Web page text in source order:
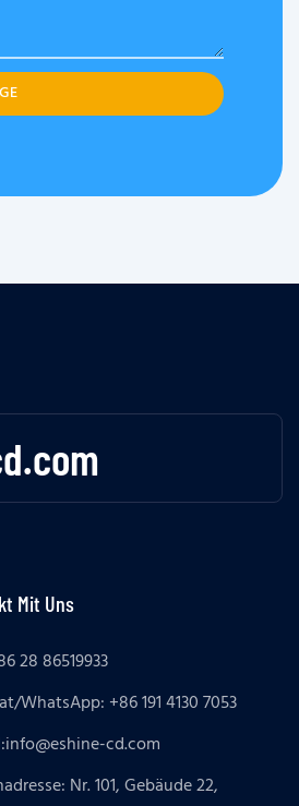
Mit Uns
28 86519933
WhatsApp: +86 191 4130 7053
info@eshine-cd.com
Nr. 101, Gebäude 22,